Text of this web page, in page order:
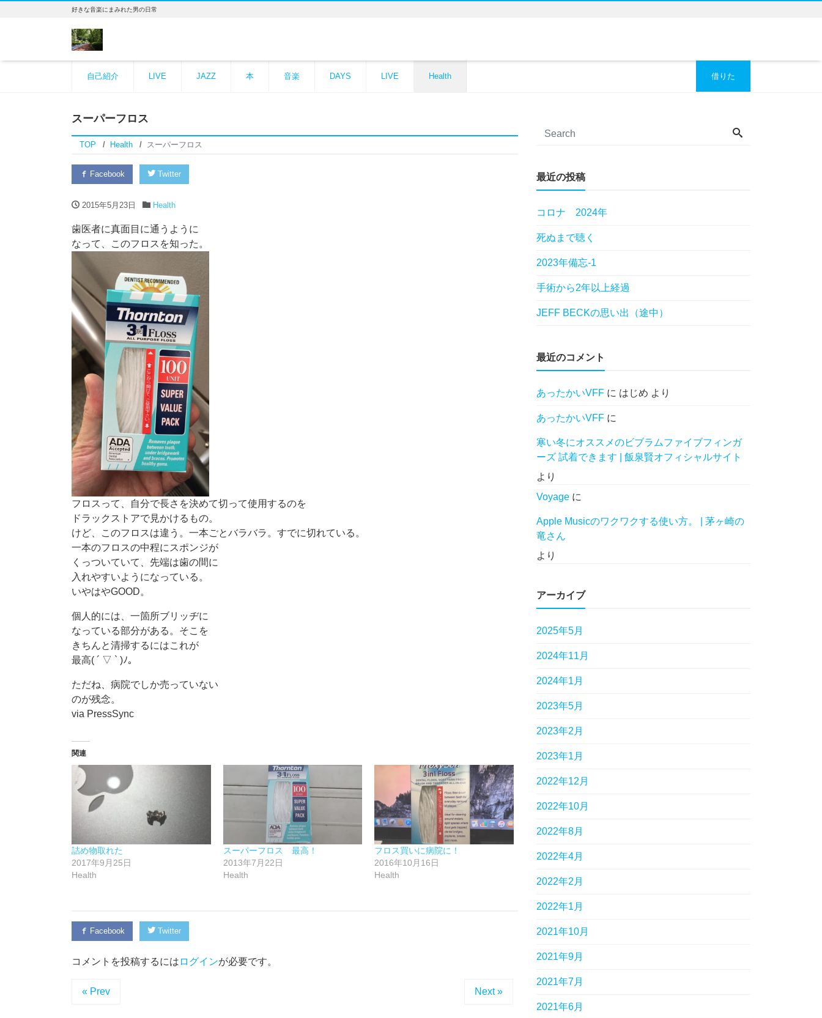
好きな音楽にまみれた男の日常
自己紹介 LIVE JAZZ 本 音楽 DAYS LIVE Health 借りた
スーパーフロス
TOP Health スーパーフロス
Facebook Twitter
2015年5月23日 Health
歯医者に真面目に通うように
なって、このフロスを知った。
フロスって、自分で長さを決めて切って使用するのを
ドラックストアで見かけるもの。
けど、このフロスは違う。一本ごとバラバラ。すでに切れている。
一本のフロスの中程にスポンジが
くっついていて、先端は歯の間に
入れやすいようになっている。
いやはやGOOD。
個人的には、一箇所ブリッヂに
なっている部分がある。そこを
きちんと清掃するにはこれが
最高( ´ ▽ ` )ﾉ。
ただね、病院でしか売っていない
のが残念。
via PressSync
関連
詰め物取れた
2017年9月25日
Health
スーパーフロス 最高！
2013年7月22日
Health
フロス買いに病院に！
2016年10月16日
Health
Facebook Twitter
コメントを投稿するには ログインが必要です。
« Prev Next »
最近の投稿
コロナ 2024年
死ぬまで聴く
2023年備忘-1
手術から2年以上経過
JEFF BECKの思い出（途中）
最近のコメント
あったかいVFF に はじめ より
あったかいVFF に
寒い冬にオススメのビブラムファイブフィンガ
ーズ 試着できます | 飯泉賢オフィシャルサイト
より
Voyage に
Apple Musicのワクワクする使い方。 | 茅ヶ崎の
竜さん
より
アーカイブ
2025年5月
2024年11月
2024年1月
2023年5月
2023年2月
2023年1月
2022年12月
2022年10月
2022年8月
2022年4月
2022年2月
2022年1月
2021年10月
2021年9月
2021年7月
2021年6月